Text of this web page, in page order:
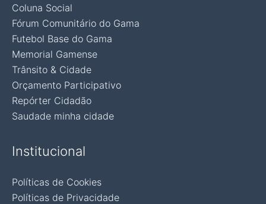
Coluna Social
Fórum Comunitário do Gama
Futebol Base do Gama
Memorial Gamense
Trânsito & Cidade
Orçamento Participativo
Repórter Cidadão
Saudade minha cidade
Institucional
Políticas de Cookies
Políticas de Privacidade